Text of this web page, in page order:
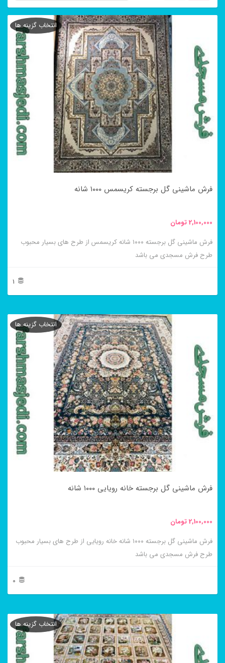
فرش ماشینی گل برجسته کریسمس ۱۰۰۰ شانه
2,100,000تومان
فرش ماشینی گل برجسته ۱۰۰۰ شانه کریسمس از طرح های بسیار محبوب
طرح فرش مسجدی می باشد
1
انتخاب گزینه ها
محصول
مختلفی
باشد.
گزینه
ها
صفحه
انتخاب
شوند
فرش ماشینی گل برجسته خانه رویایی ۱۰۰۰ شانه
2,100,000تومان
فرش ماشینی گل برجسته ۱۰۰۰ شانه خانه رویایی از طرح های بسیار محبوب
طرح فرش مسجدی می باشد
0
انتخاب گزینه ها
محصول
انتخاب گزینه ها